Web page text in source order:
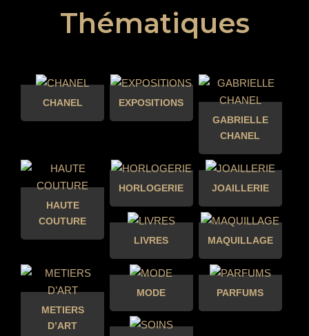
Thématiques
CHANEL
EXPOSITIONS
GABRIELLE
CHANEL
HAUTE
COUTURE
HORLOGERIE JOAILLERIE
LIVRES MAQUILLAGE
METIERS
D’ART
MODE PARFUMS